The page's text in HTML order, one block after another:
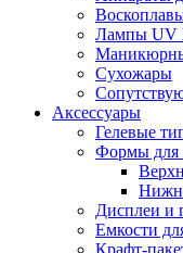
Лампы UV
Сухожары
Аксессуары
Гелевые
Формы для
Дисплеи и
Емкости
Крафт-